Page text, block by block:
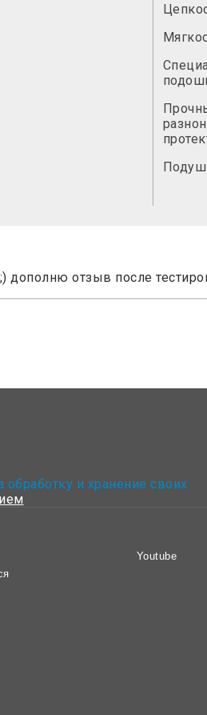
дополню отзыв после
и хранение своих
Youtube